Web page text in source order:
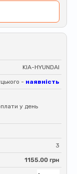
KIA-HYUNDAI
- наявність
у день
3
1155.00 грн